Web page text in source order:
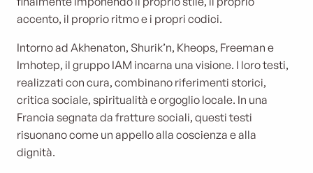
accento, il proprio ritmo e i propri codici.
Intorno ad Akhenaton, Shurik’n, Kheops, Freeman e
Imhotep, il gruppo IAM incarna una visione. I loro testi,
realizzati con cura, combinano riferimenti storici,
critica sociale, spiritualità e orgoglio locale. In una
Francia segnata da fratture sociali, questi testi
risuonano come un appello alla coscienza e alla
dignità.